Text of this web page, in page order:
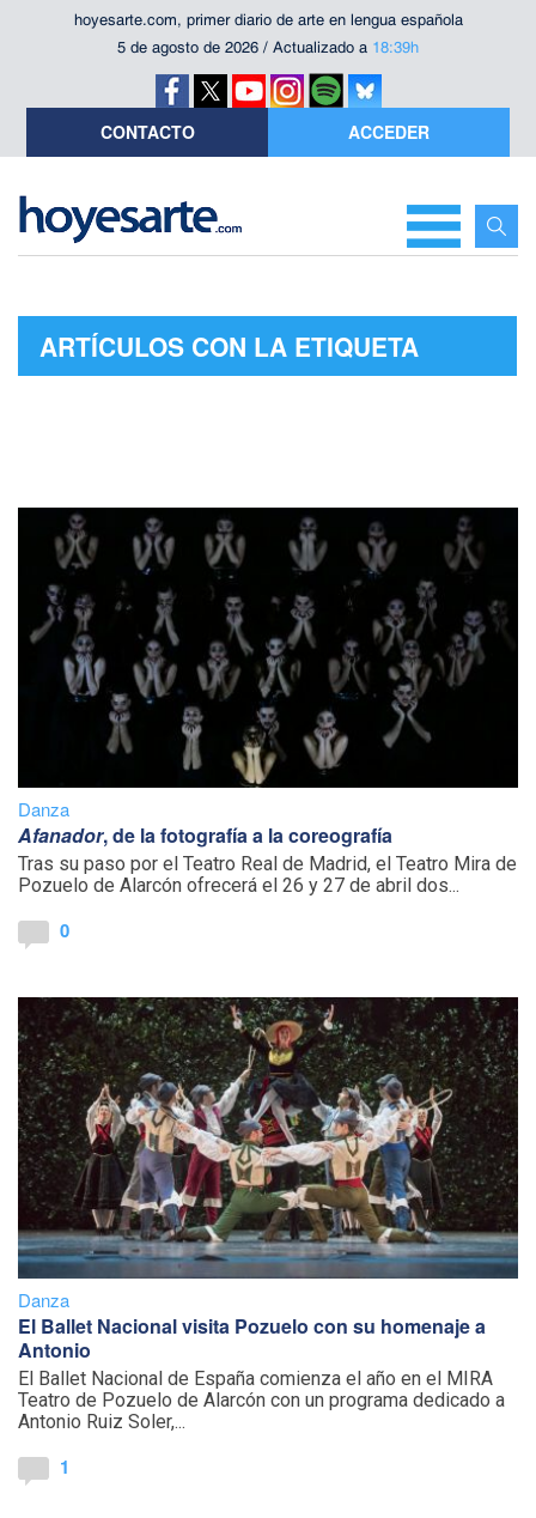
hoyesarte.com, primer diario de arte en lengua española
5 de agosto de 2026 / Actualizado a 18:39h
CONTACTO ACCEDER
ARTÍCULOS CON LA ETIQUETA
Danza
Afanador, de la fotografía a la coreografía
Tras su paso por el Teatro Real de Madrid, el Teatro Mira de
Pozuelo de Alarcón ofrecerá el 26 y 27 de abril dos...
0
Danza
El Ballet Nacional visita Pozuelo con su homenaje a
Antonio
El Ballet Nacional de España comienza el año en el MIRA
Teatro de Pozuelo de Alarcón con un programa dedicado a
Antonio Ruiz Soler,...
1